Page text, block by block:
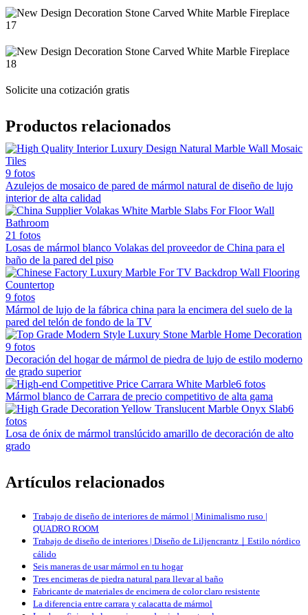
Solicite una cotización gratis
Productos relacionados
9 fotos
Azulejos de mosaico de pared de mármol natural de diseño de lujo
interior de alta calidad
21 fotos
Losas de mármol blanco Volakas del proveedor de China para el
baño de la pared del piso
9 fotos
Mármol de lujo de la fábrica china para la encimera del suelo de la
pared del telón de fondo de la TV
9 fotos
Decoración del hogar de mármol de piedra de lujo de estilo moderno
de grado superior
6 fotos
Mármol blanco de Carrara de precio competitivo de alta gama
6
fotos
Losa de ónix de mármol translúcido amarillo de decoración de alto
grado
Artículos relacionados
Trabajo de diseño de interiores de mármol | Minimalismo ruso |
QUADRO ROOM
Trabajo de diseño de interiores | Diseño de Liljencrantz｜Estilo nórdico
cálido
Seis maneras de usar mármol en tu hogar
Tres encimeras de piedra natural para llevar al baño
Fabricante de materiales de encimera de color claro resistente
La diferencia entre carrara y calacatta de mármol